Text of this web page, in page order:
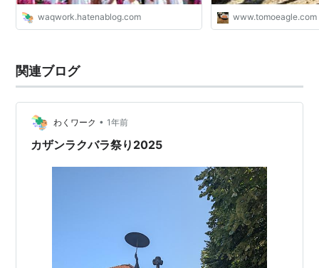
waqwork.hatenablog.com www.tomoeagle.com
関連ブログ
わくワーク • 1年前
カザンラクバラ祭り2025